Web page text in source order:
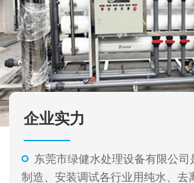
企业实力
东莞市绿健水处理设备有限公司
制造、安装调试各行业用纯水、去